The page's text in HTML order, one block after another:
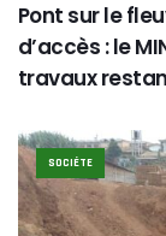
Pont sur le
d’accès : le
travaux
SOCIÉTE